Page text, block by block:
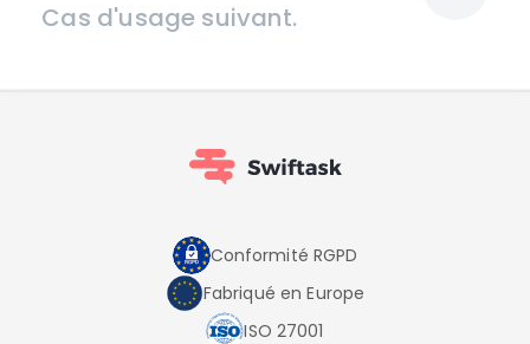
Cas d'usage suivant.
Conformité RGPD
Fabriqué en Europe
ISO 27001